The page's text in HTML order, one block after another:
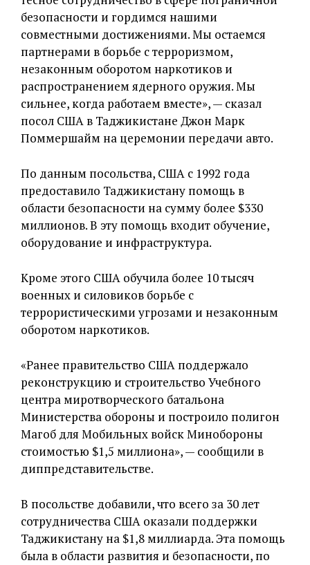
безопасности и гордимся нашими
совместными достижениями. Мы остаемся
партнерами в борьбе с терроризмом,
незаконным оборотом наркотиков и
распространением ядерного оружия. Мы
сильнее, когда работаем вместе», — сказал
посол США в Таджикистане Джон Марк
Поммершайм на церемонии передачи авто.
По данным посольства, США с 1992 года
предоставило Таджикистану помощь в
области безопасности на сумму более $330
миллионов. В эту помощь входит обучение,
оборудование и инфраструктура.
Кроме этого США обучила более 10 тысяч
военных и силовиков борьбе с
террористическими угрозами и незаконным
оборотом наркотиков.
«Ранее правительство США поддержало
реконструкцию и строительство Учебного
центра миротворческого батальона
Министерства обороны и построило полигон
Магоб для Мобильных войск Минобороны
стоимостью $1,5 миллиона», — сообщили в
диппредставительстве.
В посольстве добавили, что всего за 30 лет
сотрудничества США оказали поддержки
Таджикистану на $1,8 миллиарда. Эта помощь
была в области развития и безопасности, по